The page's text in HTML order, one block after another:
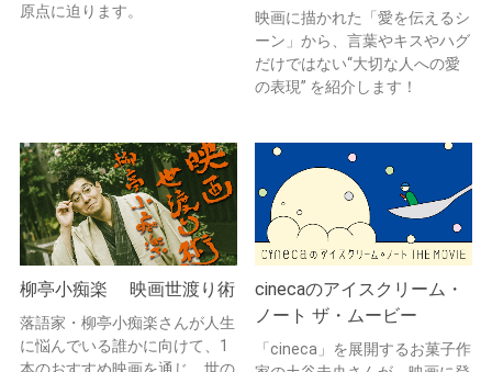
原点に迫ります。
映画に描かれた「愛を伝えるシ
ーン」から、言葉やキスやハグ
だけではない“大切な人への愛
の表現” を紹介します！
柳亭小痴楽 映画世渡り術
落語家・柳亭小痴楽さんが人生
に悩んでいる誰かに向けて、1
cinecaのアイスクリーム・
ノート ザ・ムービー
「cineca」を展開するお菓子作